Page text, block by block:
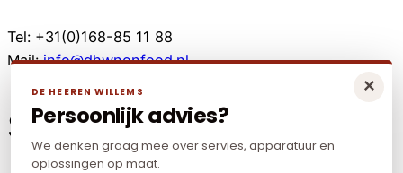
Tel: +31(0)168-85 11 88
Mail:info@dhwnonfood.nl
Social Media
×
DE HEEREN WILLEMS
Persoonlijk advies?
We denken graag mee over servies, apparatuur en
oplossingen op maat.